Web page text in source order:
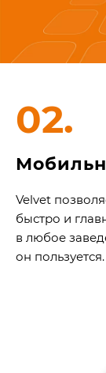
Velvet
быстро и
в любое
он пользуется.
02.